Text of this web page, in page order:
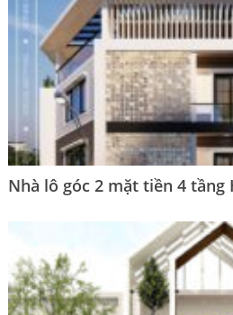
Nhà lô góc 2 mặt tiền 4 tầng